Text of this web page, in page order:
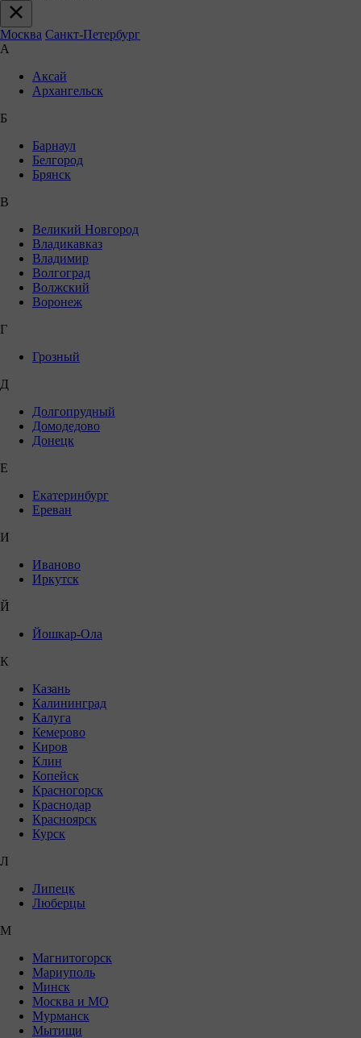
Москва Санкт-Петербург
А
Аксай
Архангельск
Б
Барнаул
Белгород
Брянск
В
Великий Новгород
Владикавказ
Владимир
Волгоград
Волжский
Воронеж
Г
Грозный
Д
Долгопрудный
Домодедово
Донецк
Е
Екатеринбург
Ереван
И
Иваново
Иркутск
Й
Йошкар-Ола
К
Казань
Калининград
Калуга
Кемерово
Киров
Клин
Копейск
Красногорск
Краснодар
Красноярск
Курск
Л
Липецк
Люберцы
М
Магнитогорск
Мариуполь
Минск
Москва и МО
Мурманск
Мытищи